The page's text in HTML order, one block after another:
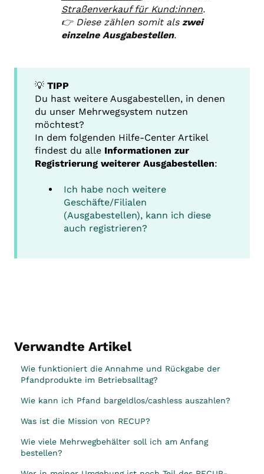
Straßenverkauf für Kund:innen.
👉 Diese zählen somit als zwei
einzelne Ausgabestellen.
💡 TIPP
Du hast weitere Ausgabestellen, in denen
du unser Mehrwegsystem nutzen
möchtest?
In dem folgenden Hilfe-Center Artikel
findest du alle Informationen zur
Registrierung weiterer Ausgabestellen:
Ich habe noch weitere
Geschäfte/Filialen
(Ausgabestellen), kann ich diese
auch registrieren?
Verwandte Artikel
Wie funktioniert die Annahme und Rückgabe der
Pfandprodukte im Betriebsalltag?
Wie kann ich Pfand bargeldlos/cashless auszahlen?
Was ist die Mission von RECUP?
Wie viele Mehrwegbehälter soll ich am Anfang
bestellen?